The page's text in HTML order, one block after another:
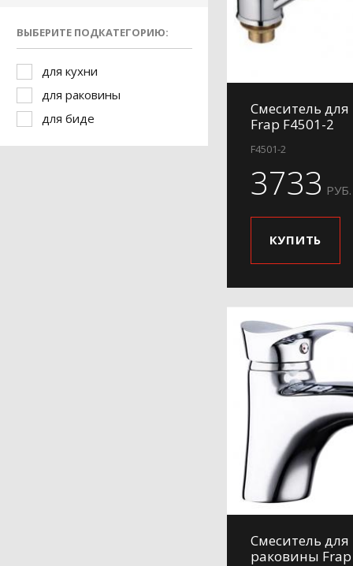
ВЫБЕРИТЕ ПОДКАТЕГОРИЮ:
для кухни
для раковины
для биде
Смеситель для
Frap F4501-2
F4501-2
3733 РУБ.
КУПИТЬ
Смеситель для
раковины Frap